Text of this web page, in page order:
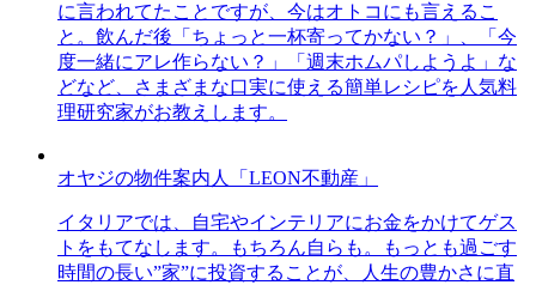
に言われてたことですが、今はオトコにも言えるこ
と。飲んだ後「ちょっと一杯寄ってかない？」、「今
度一緒にアレ作らない？」「週末ホムパしようよ」な
どなど、さまざまな口実に使える簡単レシピを人気料
理研究家がお教えします。
オヤジの物件案内人「LEON不動産」
イタリアでは、自宅やインテリアにお金をかけてゲス
トをもてなします。もちろん自らも。もっとも過ごす
時間の長い”家”に投資することが、人生の豊かさに直